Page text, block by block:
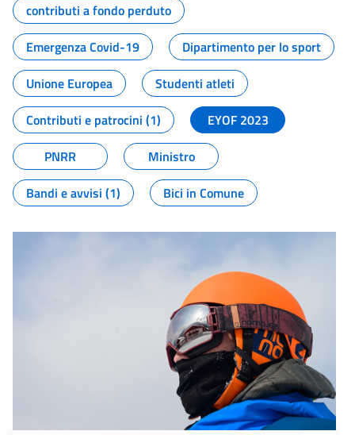
contributi a fondo perduto
Emergenza Covid-19
Dipartimento per lo sport
Unione Europea
Studenti atleti
Contributi e patrocini (1)
EYOF 2023
PNRR
Ministro
Bandi e avvisi (1)
Bici in Comune